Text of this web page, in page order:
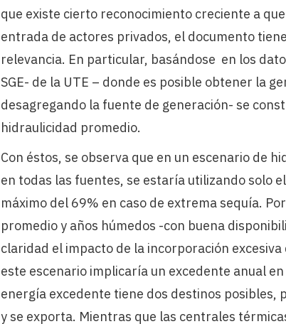
que existe cierto reconocimiento creciente a
entrada de actores privados, el documento
relevancia. En particular, basándose en los
SGE- de la UTE – donde es posible obtener la
desagregando la fuente de generación- se
hidraulicidad promedio.
Con éstos, se observa que en un escenario de
en todas las fuentes, se estaría utilizando solo
máximo del 69% en caso de extrema sequía.
promedio y años húmedos -con buena
claridad el impacto de la incorporación
este escenario implicaría un excedente anual
energía excedente tiene dos destinos posibles,
y se exporta. Mientras que las centrales